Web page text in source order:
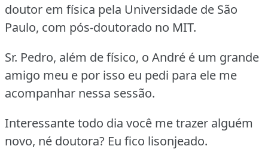
doutor em física pela Universidade de São
Paulo, com pós-doutorado no MIT.
Sr. Pedro, além de físico, o André é um grande
amigo meu e por isso eu pedi para ele me
acompanhar nessa sessão.
Interessante todo dia você me trazer alguém
novo, né doutora? Eu fico lisonjeado.